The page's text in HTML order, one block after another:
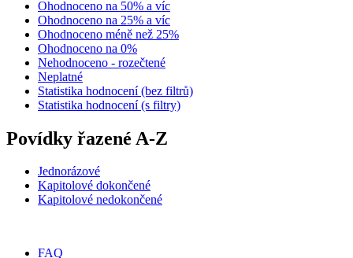
Ohodnoceno na 50% a víc
Ohodnoceno na 25% a víc
Ohodnoceno méně než 25%
Ohodnoceno na 0%
Nehodnoceno - rozečtené
Neplatné
Statistika hodnocení (bez filtrů)
Statistika hodnocení (s filtry)
Povídky řazené A-Z
Jednorázové
Kapitolové dokončené
Kapitolové nedokončené
FAQ